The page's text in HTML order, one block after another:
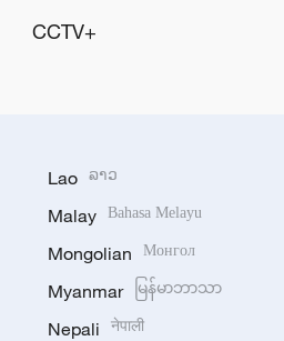
CCTV+
Lao ລາວ
Malay Bahasa Melayu
Mongolian Монгол
Myanmar မြန်မာဘာသာ
Nepali नेपाली